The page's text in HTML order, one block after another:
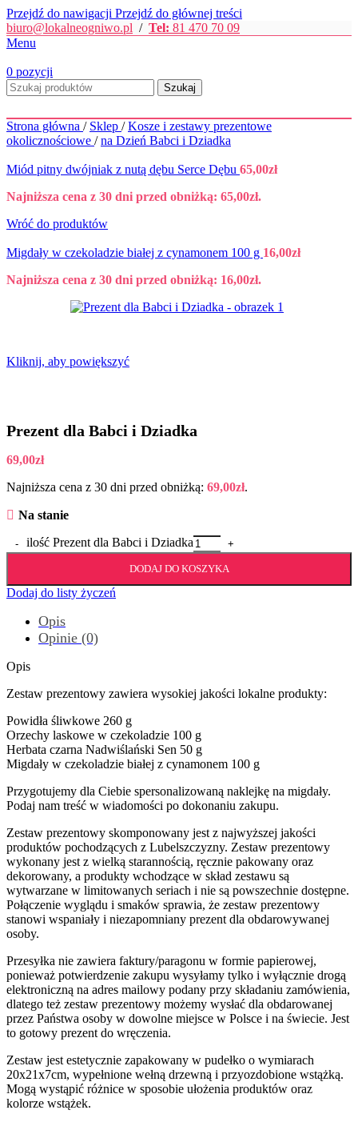
Przejdź do nawigacji Przejdź do głównej treści
biuro@lokalneogniwo.pl / Tel: 81 470 70 09
Menu
0 pozycji
Szukaj
Strona główna / Sklep / Kosze i zestawy prezentowe
okolicznościowe / na Dzień Babci i Dziadka
Miód pitny dwójniak z nutą dębu Serce Dębu 65,00zł
Najniższa cena z 30 dni przed obniżką: 65,00zł.
Wróć do produktów
Migdały w czekoladzie białej z cynamonem 100 g 16,00zł
Najniższa cena z 30 dni przed obniżką: 16,00zł.
Kliknij, aby powiększyć
Prezent dla Babci i Dziadka
69,00zł
Najniższa cena z 30 dni przed obniżką: 69,00zł.
Na stanie
ilość Prezent dla Babci i Dziadka
DODAJ DO KOSZYKA
Dodaj do listy życzeń
Opis
Opinie (0)
Opis
Zestaw prezentowy zawiera wysokiej jakości lokalne produkty:
Powidła śliwkowe 260 g
Orzechy laskowe w czekoladzie 100 g
Herbata czarna Nadwiślański Sen 50 g
Migdały w czekoladzie białej z cynamonem 100 g
Przygotujemy dla Ciebie spersonalizowaną naklejkę na migdały.
Podaj nam treść w wiadomości po dokonaniu zakupu.
Zestaw prezentowy skomponowany jest z najwyższej jakości
produktów pochodzących z Lubelszczyzny. Zestaw prezentowy
wykonany jest z wielką starannością, ręcznie pakowany oraz
dekorowany, a produkty wchodzące w skład zestawu są
wytwarzane w limitowanych seriach i nie są powszechnie dostępne.
Połączenie wyglądu i smaków sprawia, że zestaw prezentowy
stanowi wspaniały i niezapomniany prezent dla obdarowywanej
osoby.
Przesyłka nie zawiera faktury/paragonu w formie papierowej,
ponieważ potwierdzenie zakupu wysyłamy tylko i wyłącznie drogą
elektroniczną na adres mailowy podany przy składaniu zamówienia,
dlatego też zestaw prezentowy możemy wysłać dla obdarowanej
przez Państwa osoby w dowolne miejsce w Polsce i na świecie. Jest
to gotowy prezent do wręczenia.
Zestaw jest estetycznie zapakowany w pudełko o wymiarach
20x21x7cm, wypełnione wełną drzewną i przyozdobione wstążką.
Mogą wystąpić różnice w sposobie ułożenia produktów oraz
kolorze wstążek.